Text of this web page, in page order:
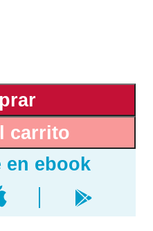
Alfonso Reyes, Manuel
Mistral. La pareja
La escritora y
teatral. La profesora
de tantos proyectos
Obras Completas de
no se advertía la
sólo se sabía de ella
a los integrantes del
después de tres
carrito